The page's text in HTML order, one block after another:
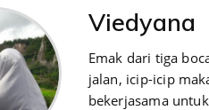
Viedyana
Emak dari tiga
jalan, icip-icip
bekerjasama